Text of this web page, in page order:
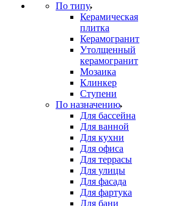
По типу
Керамическая
плитка
Керамогранит
Утолщенный
керамогранит
Мозаика
Клинкер
Ступени
По назначению
Для бассейна
Для ванной
Для кухни
Для офиса
Для террасы
Для улицы
Для фасада
Для фартука
Для бани